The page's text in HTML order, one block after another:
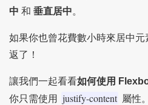
中 和 垂直居中。
如果你也曾花費數小時來居中
返了！
讓我們一起看看如何使用
你只需使用
justify-content 屬性。